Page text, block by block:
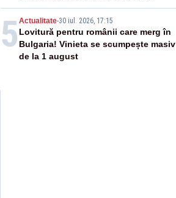
5 Actualitate-30 iul. 2026, 17:15
Lovitură pentru românii care merg în
Bulgaria! Vinieta se scumpește masiv
de la 1 august